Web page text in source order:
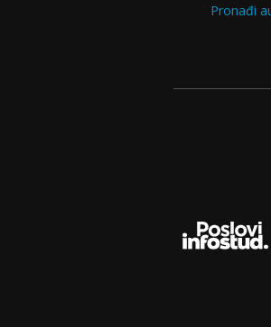
Pronađi